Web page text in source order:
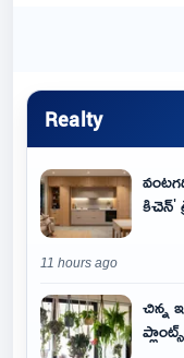
Realty
కిచెన్'
11 hours ago
చిన్న